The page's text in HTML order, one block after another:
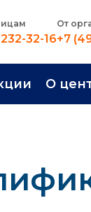
32-16
От
+7
О
О